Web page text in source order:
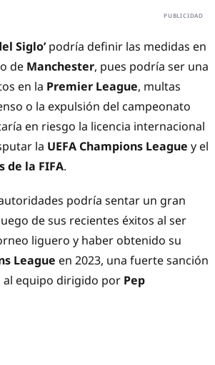
Siglo’ podría definir las medidas en
de Manchester, pues podría ser una
en la Premier League, multas
o la expulsión del campeonato
en riesgo la licencia internacional
la UEFA Champions League y el
de la FIFA.
podría sentar un gran
de sus recientes éxitos al ser
liguero y haber obtenido su
League en 2023, una fuerte sanción
al equipo dirigido por Pep